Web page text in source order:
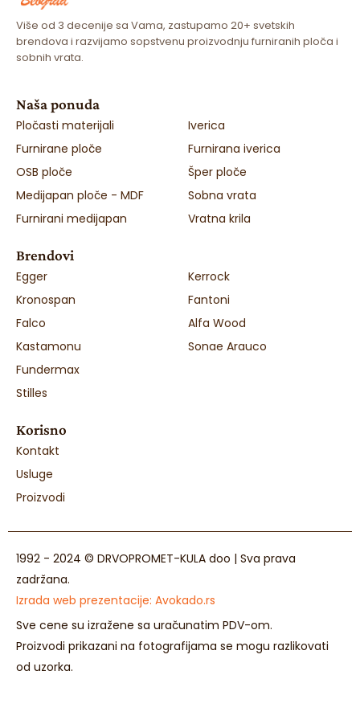
Više od 3 decenije sa Vama, zastupamo 20+ svetskih
brendova i razvijamo sopstvenu proizvodnju furniranih ploča i
sobnih vrata.
Naša ponuda
Pločasti materijali
Furnirane ploče
OSB ploče
Medijapan ploče - MDF
Furnirani medijapan
Iverica
Furnirana iverica
Šper ploče
Sobna vrata
Vratna krila
Brendovi
Egger
Kronospan
Falco
Kastamonu
Fundermax
Stilles
Kerrock
Fantoni
Alfa Wood
Sonae Arauco
Korisno
Kontakt
Usluge
Proizvodi
1992 - 2024 © DRVOPROMET-KULA doo | Sva prava
zadržana.
Izrada web prezentacije: Avokado.rs
Sve cene su izražene sa uračunatim PDV-om.
Proizvodi prikazani na fotografijama se mogu razlikovati
od uzorka.